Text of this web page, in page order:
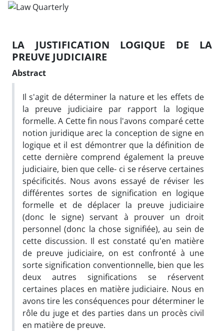
LA JUSTIFICATION LOGIQUE DE LA
PREUVE JUDICIAIRE
Abstract
Il s'agit de déterminer la nature et les effets de
la preuve judiciaire par rapport la logique
formelle. A Cette fin nous l'avons comparé cette
notion juridique arec la conception de signe en
logique et il est démontrer que la définition de
cette dernière comprend également la preuve
judiciaire, bien que celle- ci se réserve certaines
spécificités. Nous avons essayé de réviser les
différentes sortes de signification en logique
formelle et de déplacer la preuve judiciaire
(donc le signe) servant à prouver un droit
personnel (donc la chose signifiée), au sein de
cette discussion. Il est constaté qu'en matière
de preuve judiciaire, on est confronté à une
sorte signification conventionnelle, bien que les
deux autres significations se réservent
certaines places en matière judiciaire. Nous en
avons tire les conséquences pour déterminer le
rôle du juge et des parties dans un procès civil
en matière de preuve.